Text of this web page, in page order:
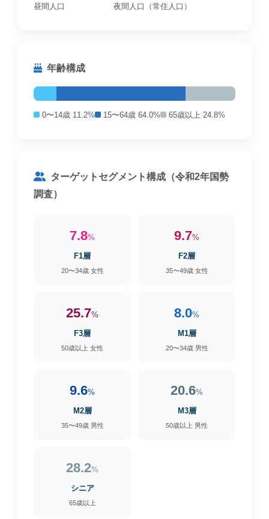
昼間人口 夜間人口（常住人口）
年齢構成
0〜14歳 11.2% 15〜64歳 64.0% 65歳以上 24.8%
ターゲットセグメント構成（令和2年国勢
調査）
7.8%
F1層
20〜34歳 女性
9.7%
F2層
35〜49歳 女性
25.7%
F3層
50歳以上 女性
8.0%
M1層
20〜34歳 男性
9.6%
M2層
35〜49歳 男性
20.6%
M3層
50歳以上 男性
28.2%
シニア
65歳以上